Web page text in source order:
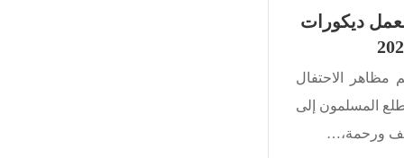
ديكورات
مظاهر الاحتفال
المسلمون إلى
ورحمة،…